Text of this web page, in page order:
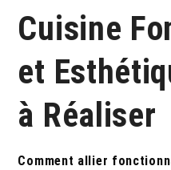
Cuisine
et
à Réaliser
Comment allier